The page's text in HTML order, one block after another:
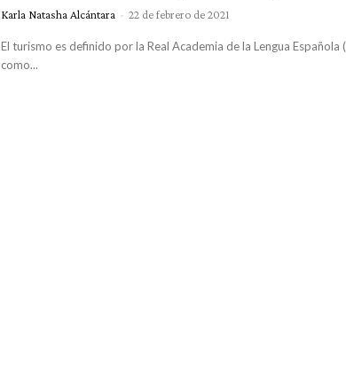
Karla Natasha Alcántara - 22 de febrero de 2021
El turismo es definido por la Real Academia de la Lengua Española
como...